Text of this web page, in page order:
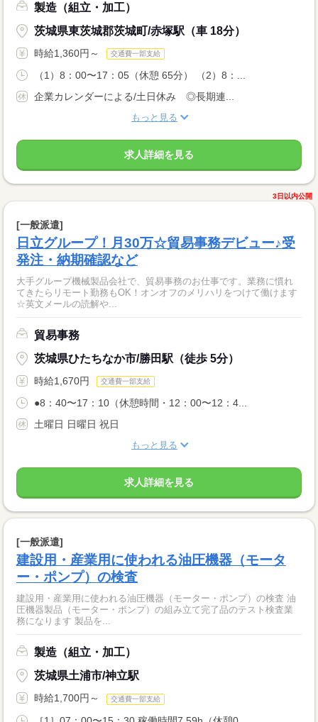
製造（組立・加工）
茨城県東茨城郡茨城町/赤塚駅（車 18分）
時給1,360円～ 交通費一部支給
（1）8：00〜17：05（休憩 65分） （2）8：...
企業カレンダーによる/土日休み ◎長期連...
もっと見る
求人詳細を見る
3日以内公開
[一般派遣]
日立グループ！月30万☆貿易事務デビュー♪受
発注・納期確認など
大手グループ機械製品会社で、貿易事務のお仕事です。業務に慣れ
てきたらリモート勤務もOK！オンオフのメリハリをつけて働けます
☆英文メールの読解や...
貿易事務
茨城県ひたちなか市/勝田駅（徒歩 5分）
時給1,670円 交通費一部支給
●8：40〜17：10（休憩時間・12：00〜12：4...
土曜日 日曜日 祝日
もっと見る
求人詳細を見る
[一般派遣]
建設用・産業用に使われる油圧機器（モータ
ー・ポンプ）の検査
建設用・産業用に使われる油圧機器（モーター・ポンプ）の検査 油
圧機器製品（モーター・ポンプ）の組み立て完了品のテスト検査業
務になります 製品を...
製造（組立・加工）
茨城県土浦市/神立駅
時給1,700円～ 交通費一部支給